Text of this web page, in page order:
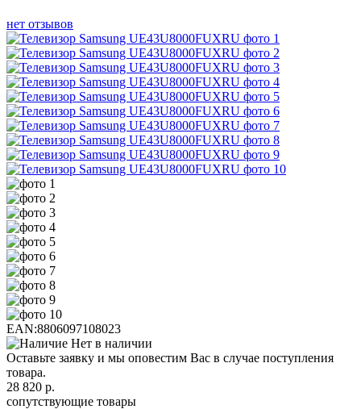
нет отзывов
EAN:8806097108023
Нет в наличии
Оставьте заявку и мы оповестим Вас в случае поступления
товара.
28 820 р.
сопутствующие товары